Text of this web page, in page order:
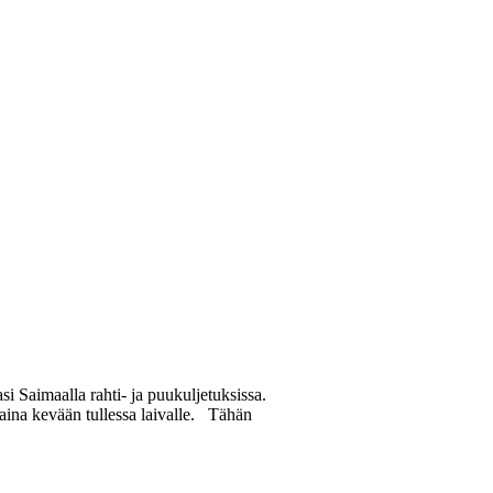
Saimaalla rahti- ja puukuljetuksissa.
kevään tullessa laivalle. Tähän